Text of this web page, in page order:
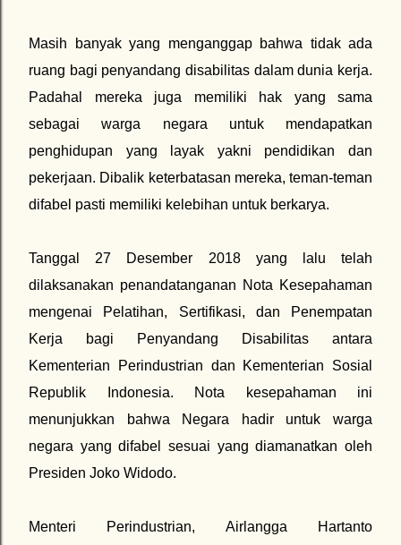
Masih banyak yang menganggap bahwa tidak ada
ruang bagi penyandang disabilitas dalam dunia kerja.
Padahal mereka juga memiliki hak yang sama
sebagai warga negara untuk mendapatkan
penghidupan yang layak yakni pendidikan dan
pekerjaan. Dibalik keterbatasan mereka, teman-teman
difabel pasti memiliki kelebihan untuk berkarya.
Tanggal 27 Desember 2018 yang lalu telah
dilaksanakan penandatanganan Nota Kesepahaman
mengenai Pelatihan, Sertifikasi, dan Penempatan
Kerja bagi Penyandang Disabilitas antara
Kementerian Perindustrian dan Kementerian Sosial
Republik Indonesia. Nota kesepahaman ini
menunjukkan bahwa Negara hadir untuk warga
negara yang difabel sesuai yang diamanatkan oleh
Presiden Joko Widodo.
Menteri Perindustrian, Airlangga Hartanto